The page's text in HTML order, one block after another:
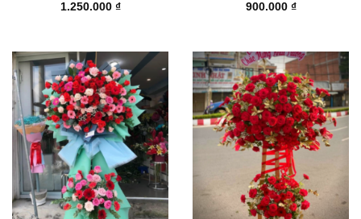
1.250.000 ₫
900.000 ₫